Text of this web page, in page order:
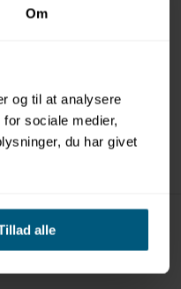
Om
og til at analysere
sociale medier,
du har givet
alle